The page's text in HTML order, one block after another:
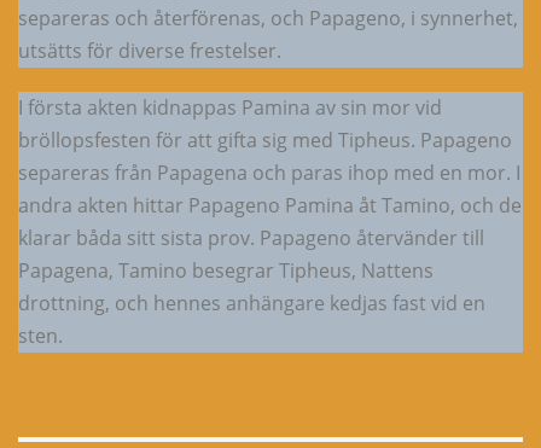
separeras och återförenas, och Papageno, i synnerhet,
utsätts för diverse frestelser.
I första akten kidnappas Pamina av sin mor vid
bröllopsfesten för att gifta sig med Tipheus. Papageno
separeras från Papagena och paras ihop med en mor. I
andra akten hittar Papageno Pamina åt Tamino, och de
klarar båda sitt sista prov. Papageno återvänder till
Papagena, Tamino besegrar Tipheus, Nattens
drottning, och hennes anhängare kedjas fast vid en
sten.